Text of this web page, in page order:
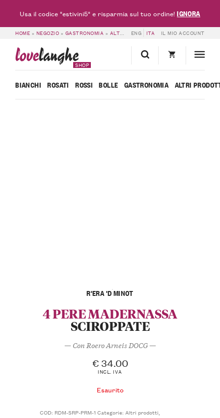
HOME » NEGOZIO » GASTRONOMIA » ALTRI PRODOTTI » 4 PERE MADERNASSA
ENG ITA IL MIO ACCOUNT
lovelanghe
SHOP
BIANCHI ROSATI ROSSI BOLLE GASTRONOMIA ALTRI
R'ERA 'D MINOT
4 PERE MADERNASSA
SCIROPPATE
— Con Roero Arneis DOCG —
€ 34.00
INCL. IVA
Esaurito
COD: RDM-SRP-PRM-1 Categorie: Altri prodotti,
Usa il codice "estivini5" e risparmia sul tuo ordine!IGNORA